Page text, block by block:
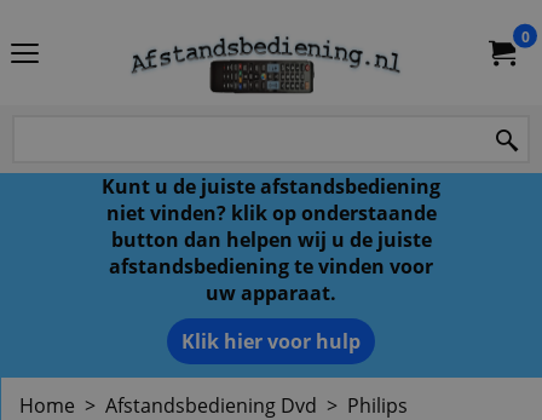
0
Kunt u de juiste afstandsbediening
niet vinden? klik op onderstaande
button dan helpen wij u de juiste
afstandsbediening te vinden voor
uw apparaat.
Klik hier voor hulp
Home > Afstandsbediening Dvd > Philips